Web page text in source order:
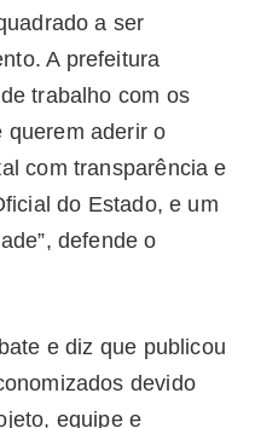
a ser
A prefeitura
trabalho com os
querem aderir o
com transparência e
do Estado, e um
defende o
e diz que publicou
devido
equipe e